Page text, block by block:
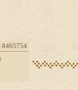
8465754